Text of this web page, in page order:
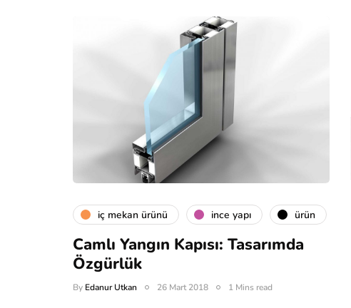
i̇ç mekan ürünü i̇nce yapı ürün
Camlı Yangın Kapısı: Tasarımda
Özgürlük
By Edanur Utkan 26 Mart 2018 1 Mins read